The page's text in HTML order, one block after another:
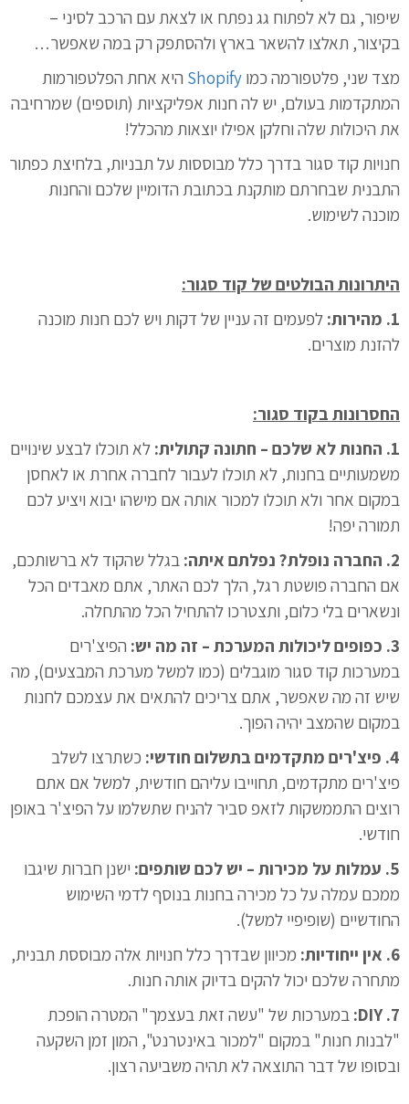
שיפור, גם לא לפתוח גג נפתח או לצאת עם הרכב לסיני –
בקיצור, תאלצו להשאר בארץ ולהסתפק רק במה שאפשר…
מצד שני, פלטפורמה כמו Shopify היא אחת הפלטפורמות
המתקדמות בעולם, יש לה חנות אפליקציות (תוספים) שמרחיבה
את היכולות שלה וחלקן אפילו יוצאות מהכלל!
חנויות קוד סגור בדרך כלל מבוססות על תבניות, בלחיצת כפתור
התבנית שבחרתם מותקנת בכתובת הדומיין שלכם והחנות
מוכנה לשימוש.
היתרונות הבולטים של קוד סגור:
1. מהירות:
לפעמים זה עניין של דקות ויש לכם חנות מוכנה
להזנת מוצרים.
החסרונות בקוד סגור:
1. החנות לא שלכם – חתונה קתולית:
לא תוכלו לבצע שינויים
משמעותיים בחנות, לא תוכלו לעבור לחברה אחרת או לאחסן
במקום אחר ולא תוכלו למכור אותה אם מישהו יבוא ויציע לכם
תמורה יפה!
2. החברה נופלת? נפלתם איתה:
בגלל שהקוד לא ברשותכם,
אם החברה פושטת רגל, הלך לכם האתר, אתם מאבדים הכל
ונשארים בלי כלום, ותצטרכו להתחיל הכל מהתחלה.
3. כפופים ליכולות המערכת – זה מה יש:
הפיצ'רים
במערכות קוד סגור מוגבלים (כמו למשל מערכת המבצעים), מה
שיש זה מה שאפשר, אתם צריכים להתאים את עצמכם לחנות
במקום שהמצב יהיה הפוך.
4. פיצ'רים מתקדמים בתשלום חודשי:
כשתרצו לשלב
פיצ'רים מתקדמים, תחוייבו עליהם חודשית, למשל אם אתם
רוצים התממשקות לזאפ סביר להניח שתשלמו על הפיצ'ר באופן
חודשי.
5. עמלות על מכירות – יש לכם שותפים:
ישנן חברות שיגבו
ממכם עמלה על כל מכירה בחנות בנוסף לדמי השימוש
החודשיים (שופיפיי למשל).
6. אין ייחודיות:
מכיוון שבדרך כלל חנויות אלה מבוססת תבנית,
מתחרה שלכם יכול להקים בדיוק אותה חנות.
7. DIY:
במערכות של "עשה זאת בעצמך" המטרה הופכת
"לבנות חנות" במקום "למכור באינטרנט", המון זמן השקעה
ובסופו של דבר התוצאה לא תהיה משביעה רצון.